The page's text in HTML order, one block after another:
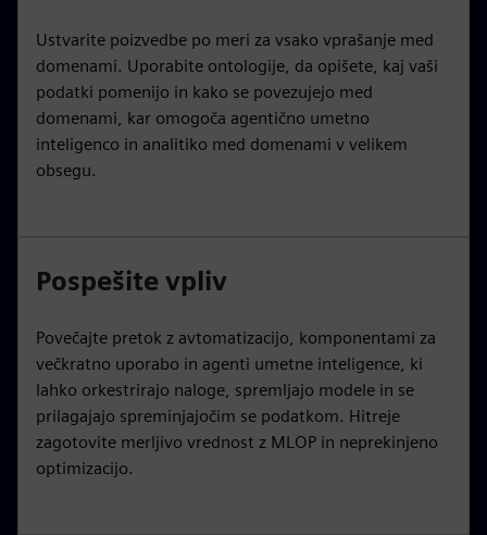
Ustvarite poizvedbe po meri za vsako vprašanje med
domenami. Uporabite ontologije, da opišete, kaj vaši
podatki pomenijo in kako se povezujejo med
domenami, kar omogoča agentično umetno
inteligenco in analitiko med domenami v velikem
obsegu.
Pospešite vpliv
Povečajte pretok z avtomatizacijo, komponentami za
večkratno uporabo in agenti umetne inteligence, ki
lahko orkestrirajo naloge, spremljajo modele in se
prilagajajo spreminjajočim se podatkom. Hitreje
zagotovite merljivo vrednost z MLOP in neprekinjeno
optimizacijo.